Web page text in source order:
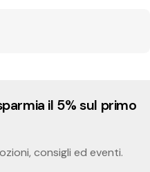
il 5% sul primo
consigli ed eventi.